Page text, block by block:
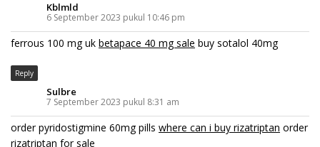
Kblmld
6 September 2023 pukul 10:46 pm
ferrous 100 mg uk betapace 40 mg sale buy sotalol 40mg
Reply
Sulbre
7 September 2023 pukul 8:31 am
order pyridostigmine 60mg pills where can i buy rizatriptan order
rizatriptan for sale